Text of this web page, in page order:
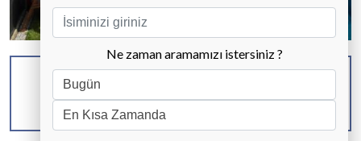
Tüm Fotoğrafları Göster
KAPASİTE
8 KİŞİ
BANYO & WC
2 ADET
YATAK ODASI
Ne zaman aramamızı istersiniz ?